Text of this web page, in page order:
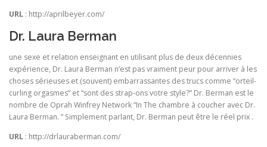
URL : http://aprilbeyer.com/
Dr. Laura Berman
une sexe et relation enseignant en utilisant plus de deux décennies
expérience, Dr. Laura Berman n’est pas vraiment peur pour arriver à les
choses sérieuses et (souvent) embarrassantes des trucs comme “orteil-
curling orgasmes” et “sont des strap-ons votre style?” Dr. Berman est le
nombre de Oprah Winfrey Network “In The chambre à coucher avec Dr.
Laura Berman. ” Simplement parlant, Dr. Berman peut être le réel prix .
URL : http://drlauraberman.com/